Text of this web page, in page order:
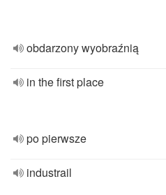
obdarzony wyobraźnią
in the first place
po pierwsze
industrail